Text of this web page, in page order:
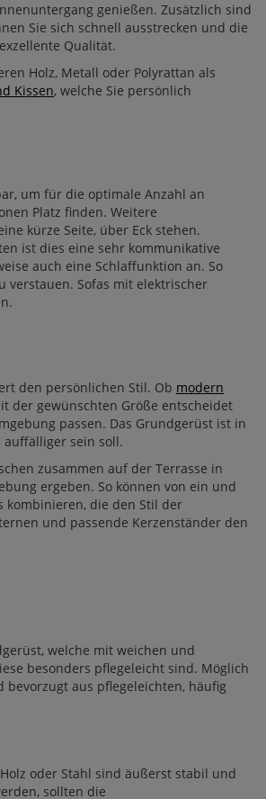
genießen. Zusätzlich sind
Sie sich schnell ausstrecken und die
Qualität.
Holz, Metall oder Polyrattan als
Kissen, welche Sie persönlich
um für die optimale Anzahl an
Platz finden. Weitere
kürze Seite, über Eck stehen.
ist dies eine sehr kommunikative
auch eine Schlaffunktion an. So
verstauen. Sofas mit elektrischer
den persönlichen Stil. Ob modern
der gewünschten Größe entscheidet
passen. Das Grundgerüst ist in
auffälliger sein soll.
zusammen auf der Terrasse in
ergeben. So können von ein und
kombinieren, die den Stil der
und passende Kerzenständer den
welche mit weichen und
besonders pflegeleicht sind. Möglich
aus pflegeleichten, häufig
oder Stahl sind äußerst stabil und
sollten die